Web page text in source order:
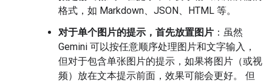
格式，如 Markdown、JSON、HTML 等。
对于单个图片的提示，首先放置图片 ：虽然
Gemini 可以按任意顺序处理图片和文字输入，
但对于包含单张图片的提示，如果将图片（或视
频）放在文本提示前面，效果可能会更好。 但